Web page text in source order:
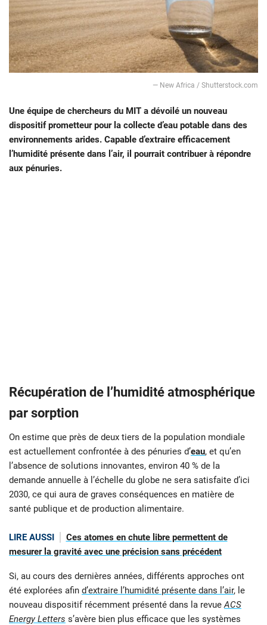
— New Africa / Shutterstock.com
Une équipe de chercheurs du MIT a dévoilé un nouveau
dispositif prometteur pour la collecte d’eau potable dans des
environnements arides. Capable d’extraire efficacement
l’humidité présente dans l’air, il pourrait contribuer à répondre
aux pénuries.
Récupération de l’humidité atmosphérique
par sorption
On estime que près de deux tiers de la population mondiale
est actuellement confrontée à des pénuries d’eau, et qu’en
l’absence de solutions innovantes, environ 40 % de la
demande annuelle à l’échelle du globe ne sera satisfaite d’ici
2030, ce qui aura de graves conséquences en matière de
santé publique et de production alimentaire.
LIRE AUSSI
Ces atomes en chute libre permettent de
mesurer la gravité avec une précision sans précédent
Si, au cours des dernières années, différents approches ont
été explorées afin d’extraire l’humidité présente dans l’air, le
nouveau dispositif récemment présenté dans la revueACS
Energy Letters s’avère bien plus efficace que les systèmes